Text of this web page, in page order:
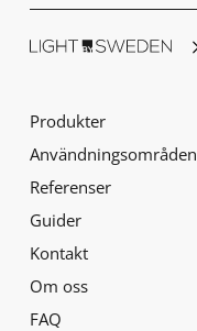
Produkter
Användningsområden
Referenser
Guider
Kontakt
Om oss
FAQ